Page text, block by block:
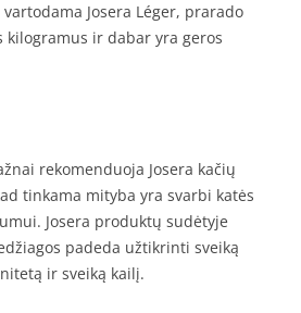
Josera Léger, prarado
kilogramus ir dabar yra geros
rekomenduoja Josera kačių
tinkama mityba yra svarbi katės
Josera produktų sudėtyje
padeda užtikrinti sveiką
ir sveiką kailį.